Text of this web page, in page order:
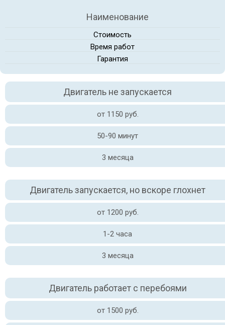
Наименование
Стоимость
Время работ
Гарантия
Двигатель не запускается
от 1150 руб.
50-90 минут
3 месяца
Двигатель запускается, но вскоре глохнет
от 1200 руб.
1-2 часа
3 месяца
Двигатель работает с перебоями
от 1500 руб.